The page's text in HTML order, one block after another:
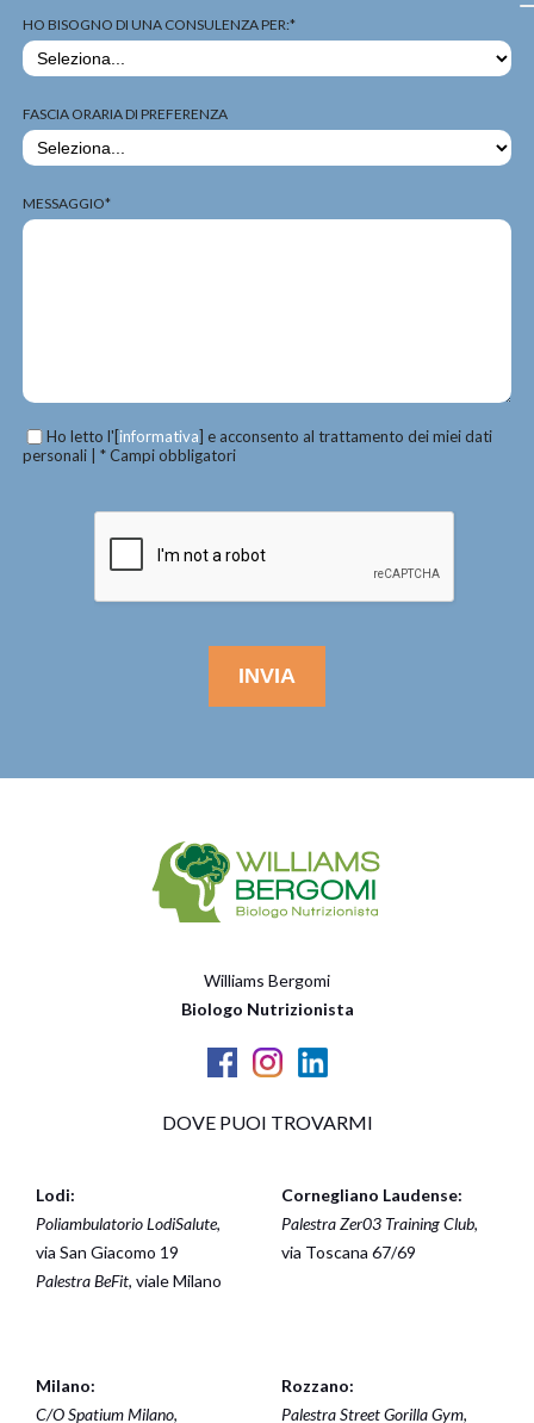
HO BISOGNO DI UNA CONSULENZA PER:*
FASCIA ORARIA DI PREFERENZA
MESSAGGIO*
Ho letto l'[informativa] e acconsento al trattamento dei miei dati
personali | * Campi obbligatori
Williams Bergomi
Biologo Nutrizionista
DOVE PUOI TROVARMI
Lodi:
Poliambulatorio LodiSalute,
via San Giacomo 19
Palestra BeFit, viale Milano
Cornegliano Laudense:
Palestra Zer03 Training Club,
via Toscana 67/69
Milano:
C/O Spatium Milano,
Rozzano:
Palestra Street Gorilla Gym,